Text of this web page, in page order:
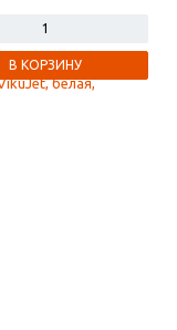
В КОРЗИНУ